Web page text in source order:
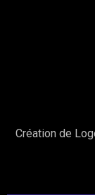
Création de